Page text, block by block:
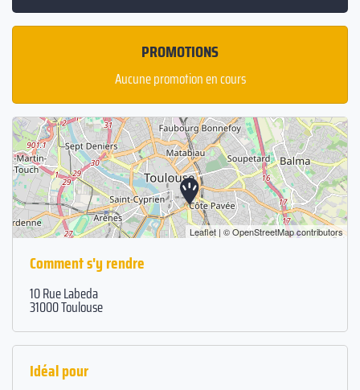
PROMOTIONS
Aucune promotion en cours
Leaflet | ©OpenStreetMapcontributors
Comment s'y rendre
10 Rue Labeda
31000 Toulouse
Idéal pour